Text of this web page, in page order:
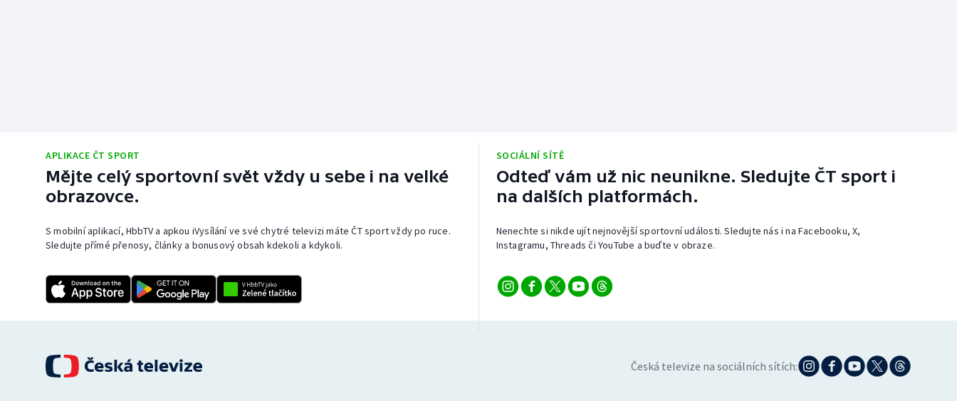
APLIKACE ČT SPORT
Mějte celý sportovní svět vždy u sebe i na velké
obrazovce.
S mobilní aplikací, HbbTV a apkou iVysílání ve své chytré televizi máte ČT sport vždy po ruce.
Sledujte přímé přenosy, články a bonusový obsah kdekoli a kdykoli.
SOCIÁLNÍ SÍTĚ
Odteď vám už nic neunikne. Sledujte ČT sport i
na dalších platformách.
Nenechte si nikde ujít nejnovější sportovní události. Sledujte nás i na Facebooku, X,
Instagramu, Threads či YouTube a buďte v obraze.
Česká televize na sociálních sítích: